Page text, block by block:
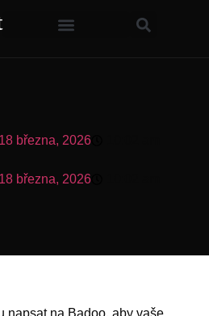
18 března, 2026
18 března, 2026
napsat na Badoo, aby vaše